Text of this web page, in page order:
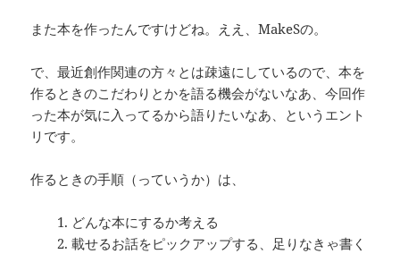
また本を作ったんですけどね。ええ、MakeSの。
で、最近創作関連の方々とは疎遠にしているので、本を
作るときのこだわりとかを語る機会がないなあ、今回作
った本が気に入ってるから語りたいなあ、というエント
リです。
作るときの手順（っていうか）は、
1. どんな本にするか考える
2. 載せるお話をピックアップする、足りなきゃ書く